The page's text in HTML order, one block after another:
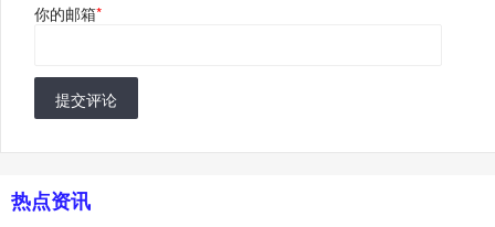
你的邮箱*
提交评论
热点资讯